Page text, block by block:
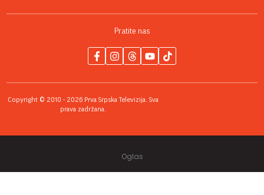
Pratite nas
Copyright © 2010 - 2026 Prva Srpska Televizija. Sva
prava zadržana.